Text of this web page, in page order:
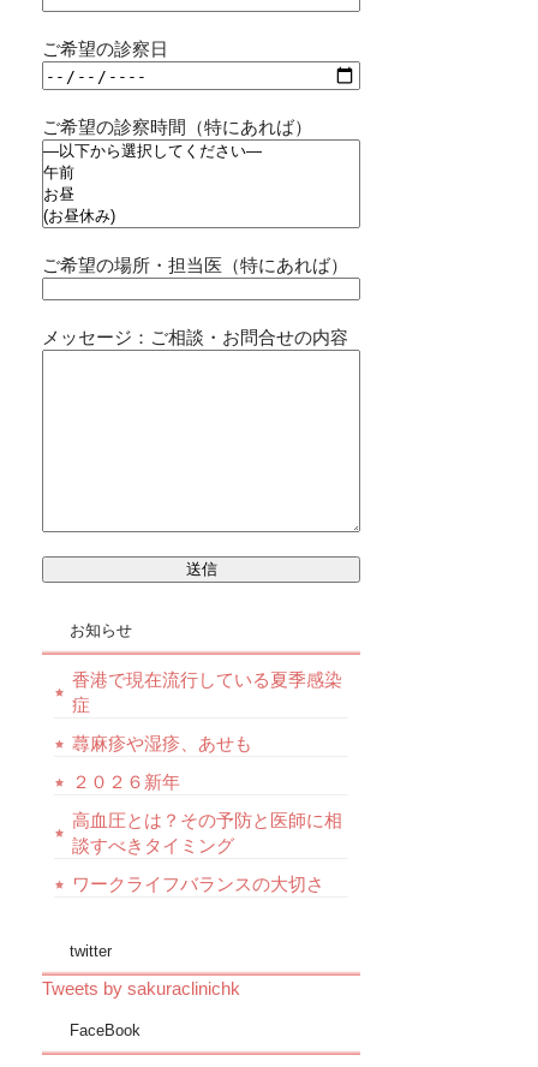
ご希望の診察日
ご希望の診察時間（特にあれば）
ご希望の場所・担当医（特にあれば）
メッセージ：ご相談・お問合せの内容
お知らせ
香港で現在流行している夏季感染
症
蕁麻疹や湿疹、あせも
２０２６新年
高血圧とは？その予防と医師に相
談すべきタイミング
ワークライフバランスの大切さ
twitter
Tweets by sakuraclinichk
FaceBook